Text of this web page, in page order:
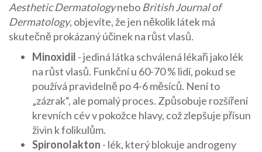
Aesthetic Dermatologynebo British Journal of
Dermatology, objevíte, že jen několik látek má
skutečně prokázaný účinek na růst vlasů.
Minoxidil - jediná látka schválená lékaři jako lék
na růst vlasů. Funkční u 60-70 % lidí, pokud se
používá pravidelně po 4-6 měsíců. Není to
„zázrak“, ale pomalý proces. Způsobuje rozšíření
krevních cév v pokožce hlavy, což zlepšuje přísun
živin k folikulům.
Spironolakton - lék, který blokuje androgeny